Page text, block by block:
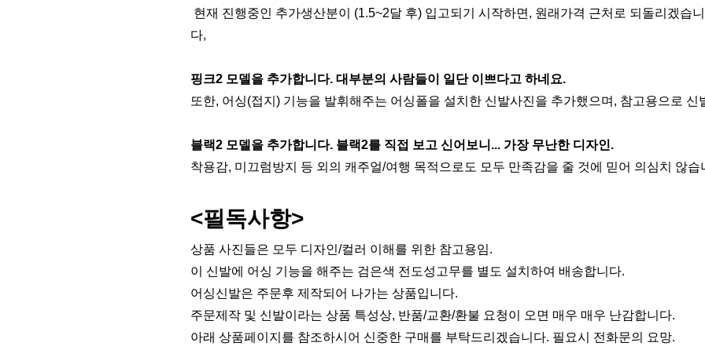
현재 진행중인 추가생산분이 (1.5~2달 후) 입고되기 시작하면, 원래가격 근처로 되돌리겠습
다,
핑크2 모델을 추가합니다. 대부분의 사람들이 일단 이쁘다고 하네요.
또한, 어싱(접지) 기능을 발휘해주는 어싱폴을 설치한 신발사진을 추가했으며, 참고용으로 신
블랙2 모델을 추가합니다. 블랙2를 직접 보고 신어보니... 가장 무난한 디자인.
착용감, 미끄럼방지 등 외의 캐주얼/여행 목적으로도 모두 만족감을 줄 것에 믿어 의심치 않습
<필독사항>
상품 사진들은 모두 디자인/컬러 이해를 위한 참고용임.
이 신발에 어싱 기능을 해주는 검은색 전도성고무를 별도 설치하여 배송합니다.
어싱신발은 주문후 제작되어 나가는 상품입니다.
주문제작 및 신발이라는 상품 특성상, 반품/교환/환불 요청이 오면 매우 매우 난감합니다.
아래 상품페이지를 참조하시어 신중한 구매를 부탁드리겠습니다. 필요시 전화문의 요망.